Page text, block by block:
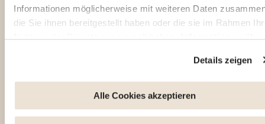
Informationen möglicherweise mit weiteren Daten
die Sie ihnen bereitgestellt haben oder die sie im Rahmen
Nutzung der Dienste gesammelt haben.Informationen über
Sie haben die Möglichkeit, Ihre Zustimmung jederzeit zu
widerrufen, indem Sie auf den Link "Cookie-Verwaltung" am
Ende der Seite klicken. Einige dieser Cookies sind für das
Details zeigen
Alle Cookies akzeptieren